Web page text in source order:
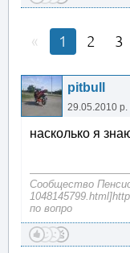
1 2 3
pitbull
29.05.2010 р.
насколько я
Сообщество
по вопро